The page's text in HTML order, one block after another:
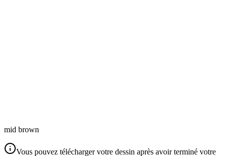
mid brown
Vous pouvez télécharger votre dessin après avoir terminé votre